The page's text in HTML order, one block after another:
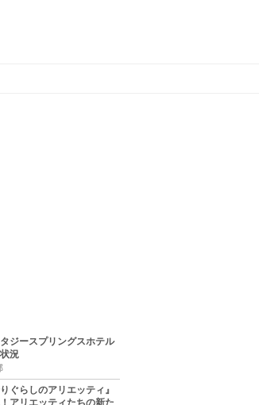
タジースプリングスホテル
況
ぐらしのアリエッティ』
アリエッティたちの新た